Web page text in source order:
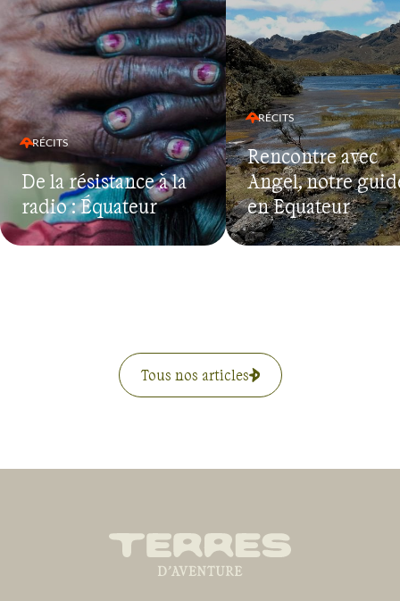
RÉCITS
De la résistance à la
radio : Équateur
RÉCITS
Rencontre avec
Angel, notre
en Equateur
Tous nos articles